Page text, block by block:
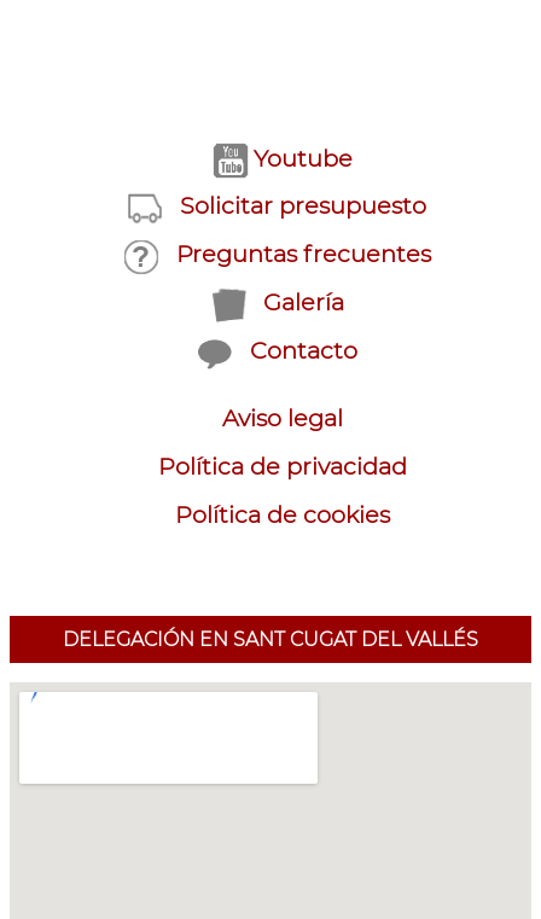
Youtube
Solicitar presupuesto
Preguntas frecuentes
Galería
Contacto
Aviso legal
Política de privacidad
Política de cookies
DELEGACIÓN EN SANT CUGAT DEL VALLÉS